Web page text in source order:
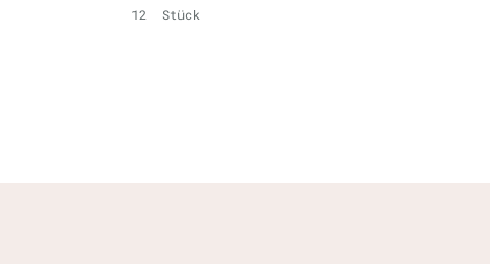
12 Stück